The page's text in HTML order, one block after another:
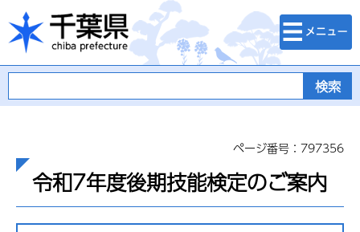
千葉県
検索・メニュ
ー
ページ番号：797356
令和7年度後期技能検定のご案内